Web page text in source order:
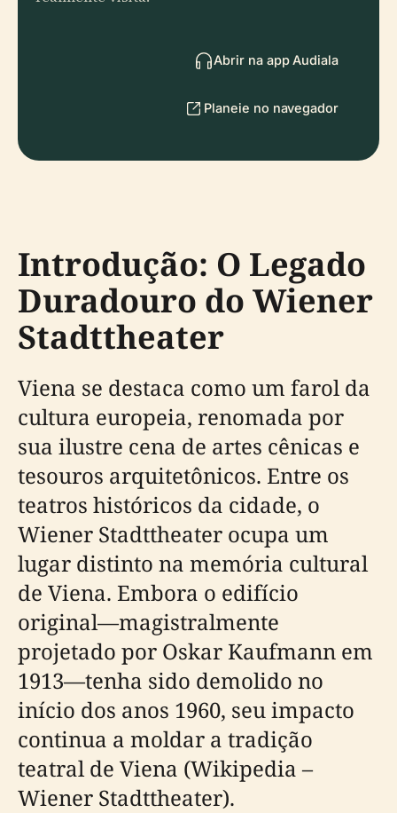
Abrir na app Audiala
Planeie no navegador
Introdução: O Legado
Duradouro do Wiener
Stadttheater
Viena se destaca como um farol da
cultura europeia, renomada por
sua ilustre cena de artes cênicas e
tesouros arquitetônicos. Entre os
teatros históricos da cidade, o
Wiener Stadttheater ocupa um
lugar distinto na memória cultural
de Viena. Embora o edifício
original—magistralmente
projetado por Oskar Kaufmann em
1913—tenha sido demolido no
início dos anos 1960, seu impacto
continua a moldar a tradição
teatral de Viena (Wikipedia –
Wiener Stadttheater).